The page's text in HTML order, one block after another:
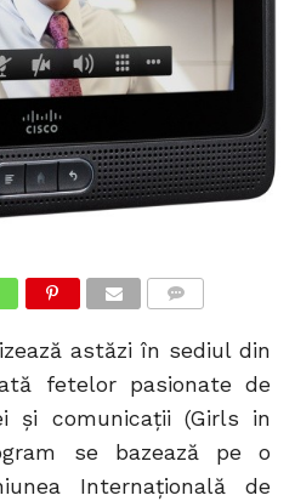
astăzi în sediul din
fetelor pasionate de
și comunicații (Girls in
se bazează pe o
Internaţională de